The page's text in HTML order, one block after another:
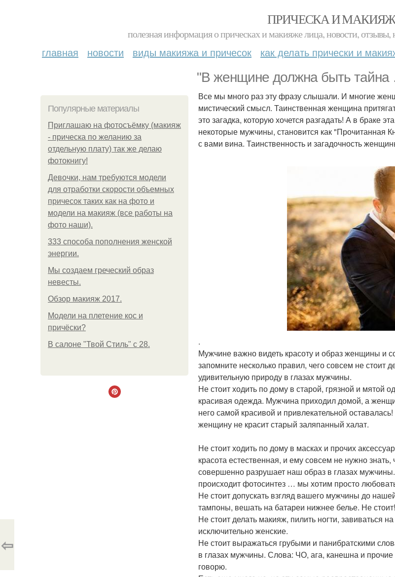
ПРИЧЕСКА И МАКИЯЖ
полезная информация о прическах и макияже лица, новости, отзывы,
главная новости виды макияжа и причесок как делать прически и
"В женщине должна быть
Популярные материалы
Приглашаю на фотосъёмку (макияж
- прическа по желанию за
отдельную плату) так же делаю
фотокнигу!
Девочки, нам требуются модели
для отработки скорости объемных
причесок таких как на фото и
модели на макияж (все работы на
фото наши).
333 способа пополнения женской
энергии.
Мы создаем греческий образ
невесты.
Обзор макияж 2017.
Модели на плетение кос и
причёски?
В салоне "Твой Стиль" с 28.
Все мы много раз эту фразу слышали. И многие
мистический смысл. Таинственная женщина
это загадка, которую хочется разгадать! А в браке
некоторые мужчины, становится как "Прочитанная
с вами вина. Таинственность и загадочность
.
Мужчине важно видеть красоту и образ женщины и
запомните несколько правил, чего совсем не стоит
удивительную природу в глазах мужчины.
Не стоит ходить по дому в старой, грязной и мятой
красивая одежда. Мужчина приходил домой, а
него самой красивой и привлекательной
женщину не красит старый заляпанный халат.
Не стоит ходить по дому в масках и прочих
красота естественная, и ему совсем не нужно
совершенно разрушает наш образ в глазах
происходит фотосинтез … мы хотим просто
Не стоит допускать взгляд вашего мужчины до
тампоны, вешать на батареи нижнее белье. Не
Не стоит делать макияж, пилить ногти, завиваться
исключительно женские.
Не стоит выражаться грубыми и панибратскими
в глазах мужчины. Слова: ЧО, ага, канешна и
говорю.
⇦